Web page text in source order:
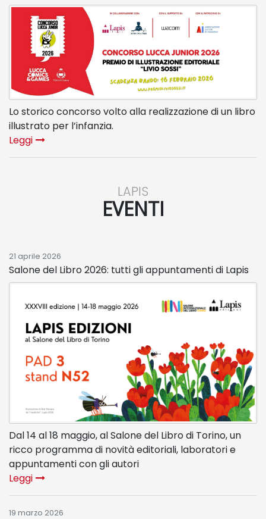
Lo storico concorso volto alla realizzazione di un libro
illustrato per l’infanzia.
Leggi
LAPIS
EVENTI
21 aprile 2026
Salone del Libro 2026: tutti gli appuntamenti di Lapis
Dal 14 al 18 maggio, al Salone del Libro di Torino, un
ricco programma di novità editoriali, laboratori e
appuntamenti con gli autori
Leggi
19 marzo 2026